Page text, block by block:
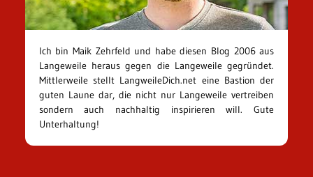
Ich bin Maik Zehrfeld und habe diesen Blog 2006 aus
Langeweile heraus gegen die Langeweile gegründet.
Mittlerweile stellt LangweileDich.net eine Bastion der
guten Laune dar, die nicht nur Langeweile vertreiben
sondern auch nachhaltig inspirieren will. Gute
Unterhaltung!